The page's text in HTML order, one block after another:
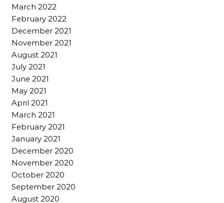
March 2022
February 2022
December 2021
November 2021
August 2021
July 2021
June 2021
May 2021
April 2021
March 2021
February 2021
January 2021
December 2020
November 2020
October 2020
September 2020
August 2020